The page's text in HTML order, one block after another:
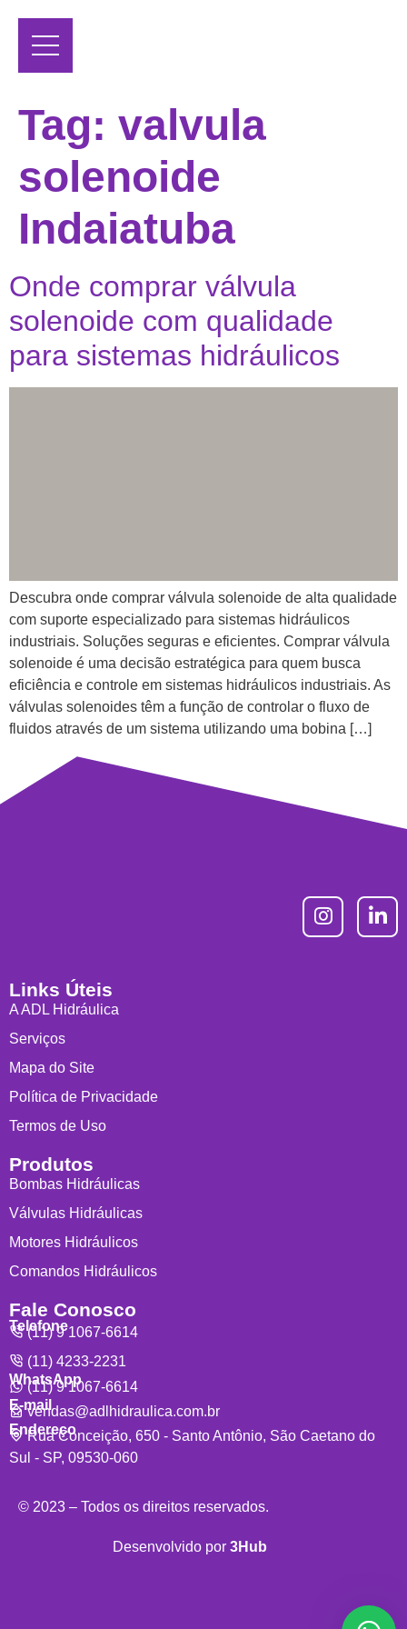
Tag: valvula
solenoide
Indaiatuba
Onde comprar válvula
solenoide com qualidade
para sistemas hidráulicos
Descubra onde comprar válvula solenoide de alta qualidade
com suporte especializado para sistemas hidráulicos
industriais. Soluções seguras e eficientes. Comprar válvula
solenoide é uma decisão estratégica para quem busca
eficiência e controle em sistemas hidráulicos industriais. As
válvulas solenoides têm a função de controlar o fluxo de
fluidos através de um sistema utilizando uma bobina […]
Links Úteis
A ADL Hidráulica
Serviços
Mapa do Site
Política de Privacidade
Termos de Uso
Produtos
Bombas Hidráulicas
Válvulas Hidráulicas
Motores Hidráulicos
Comandos Hidráulicos
Fale Conosco
Telefone
(11) 9 1067-6614
(11) 4233-2231
WhatsApp
(11) 9 1067-6614
E-mail
vendas@adlhidraulica.com.br
Endereço
Rua Conceição, 650 - Santo Antônio, São Caetano do
Sul - SP, 09530-060
© 2023 – Todos os direitos reservados.
Desenvolvido por 3Hub